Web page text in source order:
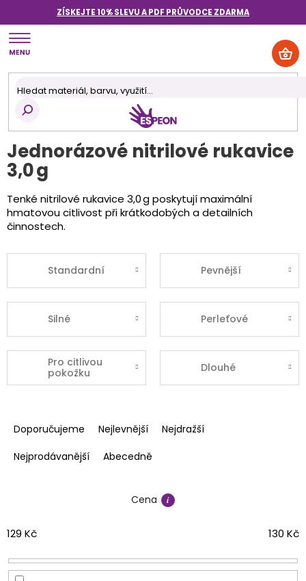
obsah
ZÍSKEJTE 10% SLEVU A PDF PRŮVODCE ZDARMA
Jednorázové nitrilové rukavice
3,0 g
Tenké nitrilové rukavice 3,0 g poskytují maximální
hmatovou citlivost při krátkodobých a detailních
činnostech.
Standardní Pevnější
Silné Perleťové
Pro citlivou
pokožku
Dlouhé
a
e
o
u
Doporučujeme Nejlevnější
Nejdražší
Nejprodávanější
Abecedně
Cena
129 Kč 130 Kč